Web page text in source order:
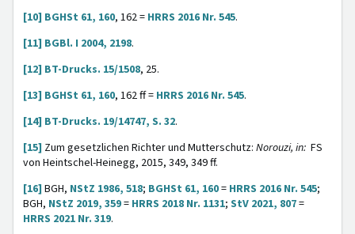
[10] BGHSt 61, 160, 162 = HRRS 2016 Nr. 545.
[11] BGBl. I 2004, 2198.
[12] BT-Drucks. 15/1508, 25.
[13] BGHSt 61, 160, 162 ff = HRRS 2016 Nr. 545.
[14] BT-Drucks. 19/14747, S. 32.
[15] Zum gesetzlichen Richter und Mutterschutz: Norouzi, in: FS
von Heintschel-Heinegg, 2015, 349, 349 ff.
[16] BGH, NStZ 1986, 518; BGHSt 61, 160= HRRS 2016 Nr. 545;
BGH, NStZ 2019, 359= HRRS 2018 Nr. 1131; StV 2021, 807=
HRRS 2021 Nr. 319.